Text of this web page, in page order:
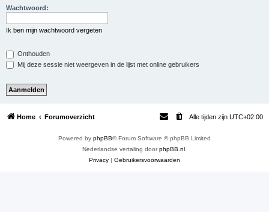
Wachtwoord:
Ik ben mijn wachtwoord vergeten
Onthouden
Mij deze sessie niet weergeven in de lijst met online gebruikers
Home Forumoverzicht Alle tijden zijn UTC+02:00
Powered by phpBB® Forum Software © phpBB Limited
Nederlandse vertaling doorphpBB.nl.
Privacy | Gebruikersvoorwaarden